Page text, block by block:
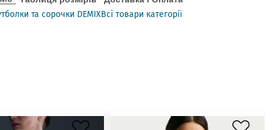
та сорочки DEMIXВсі товари категорії